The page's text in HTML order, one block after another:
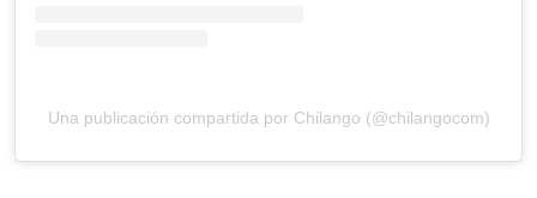
Una publicación compartida por Chilango (@chilangocom)